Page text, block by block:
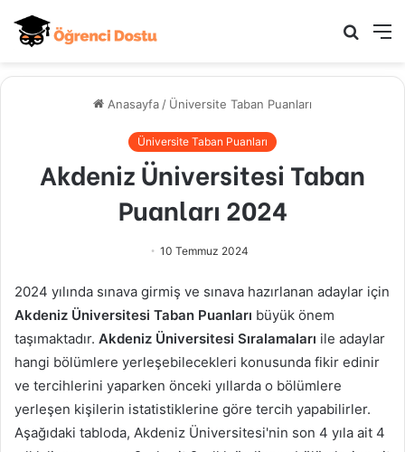
Arama
Anasayfa / Üniversite Taban Puanları
Üniversite Taban Puanları
Akdeniz Üniversitesi Taban
Puanları 2024
10 Temmuz 2024
2024 yılında sınava girmiş ve sınava hazırlanan adaylar için
Akdeniz Üniversitesi Taban Puanları büyük önem
taşımaktadır. Akdeniz Üniversitesi Sıralamaları ile adaylar
hangi bölümlere yerleşebilecekleri konusunda fikir edinir
ve tercihlerini yaparken önceki yıllarda o bölümlere
yerleşen kişilerin istatistiklerine göre tercih yapabilirler.
Aşağıdaki tabloda, Akdeniz Üniversitesi'nin son 4 yıla ait 4